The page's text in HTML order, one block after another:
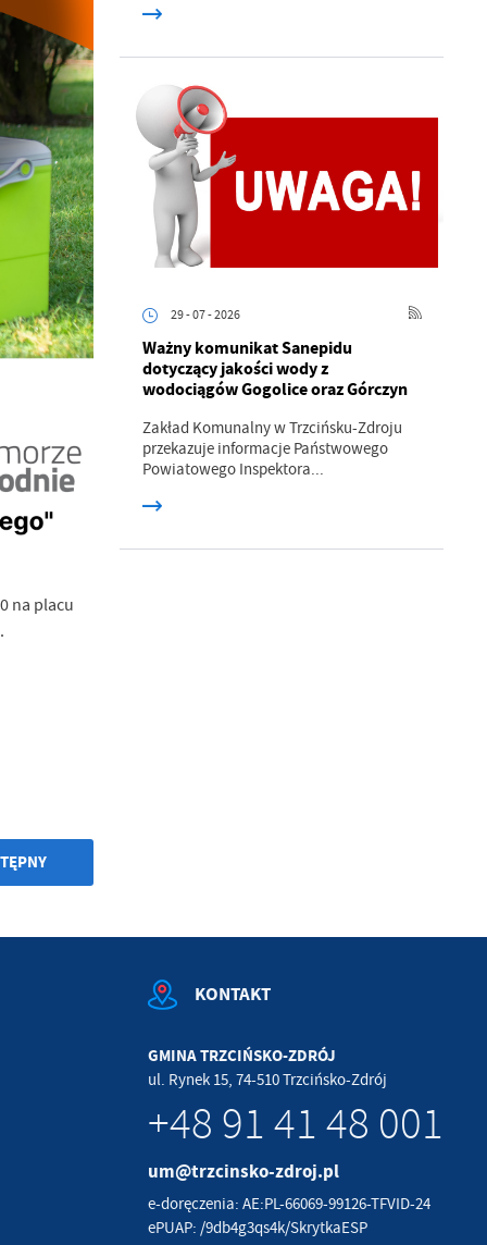
na placu
29 - 07 - 2026
Ważny komunikat Sanepidu
dotyczący jakości wody z
wodociągów Gogolice oraz Górczyn
Zakład Komunalny w Trzcińsku-Zdroju
przekazuje informacje Państwowego
Powiatowego Inspektora...
KONTAKT
GMINA TRZCIŃSKO-ZDRÓJ
ul. Rynek 15, 74-510 Trzcińsko-Zdrój
+48 91 41 48 001
um@trzcinsko-zdroj.pl
e-doręczenia: AE:PL-66069-99126-TFVID-24
ePUAP: /9db4g3qs4k/SkrytkaESP